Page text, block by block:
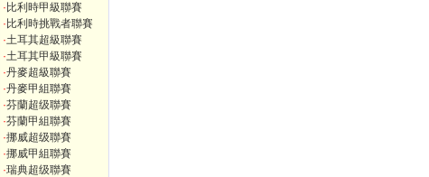
· 比利時甲級聯賽
· 比利時挑戰者聯賽
·土耳其超級聯賽
·土耳其甲級聯賽
·丹麥超級聯賽
·丹麥甲組聯賽
·芬蘭超级聯賽
·芬蘭甲組聯賽
·挪威超级聯賽
·挪威甲組聯賽
·瑞典超级聯賽